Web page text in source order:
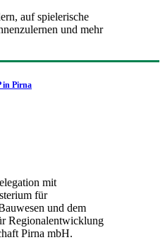
auf spielerische
und mehr
in Pirna
mit
für
und dem
Regionalentwicklung
Pirna mbH.